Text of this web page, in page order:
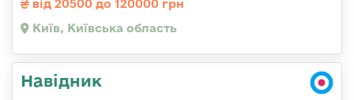
від 20500 до 120000 грн
Київ, Київська область
Навідник